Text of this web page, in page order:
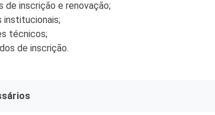
de inscrição e renovação;
institucionais;
técnicos;
de inscrição.